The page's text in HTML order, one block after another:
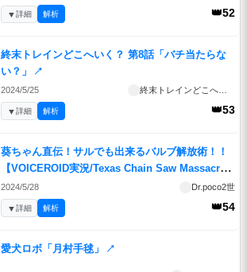
👑52
▼詳細 解析
終末トレインどこへいく？ 第8話「バチ当たらな
い？」
↗
2024/5/25
👑53
▼詳細 解析
葵ちゃん直伝！サルでも出来るバルブ解放術！！
【VOICEROID実況/Texas Chain Saw Massacre/
テキサスチェーンソー】
2024/5/28 Dr.poco2世
👑54
▼詳細 解析
愛犬ロボ「月村手毬」 ↗